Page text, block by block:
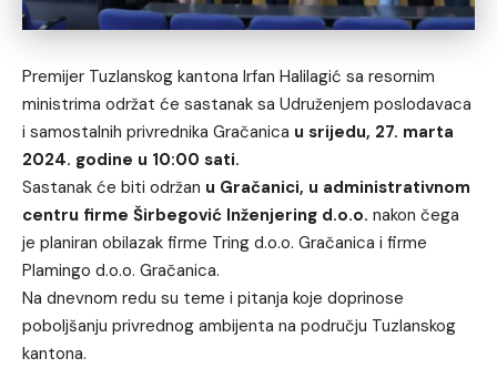
Premijer Tuzlanskog kantona Irfan Halilagić sa resornim
ministrima održat će sastanak sa Udruženjem poslodavaca
i samostalnih privrednika Gračanica u srijedu, 27. marta
2024. godine u 10:00 sati.
Sastanak će biti održan u Gračanici, u administrativnom
centru firme Širbegović Inženjering d.o.o. nakon čega
je planiran obilazak firme Tring d.o.o. Gračanica i firme
Plamingo d.o.o. Gračanica.
Na dnevnom redu su teme i pitanja koje doprinose
poboljšanju privrednog ambijenta na području Tuzlanskog
kantona.